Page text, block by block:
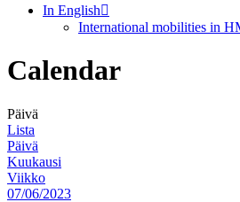
In English
International mobilities in
Calendar
Päivä
Lista
Päivä
Kuukausi
Viikko
07/06/2023